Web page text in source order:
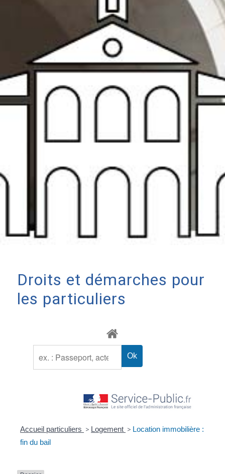
Droits et démarches pour
les particuliers
Accueil particuliers > Logement > Location immobilière :
fin du bail